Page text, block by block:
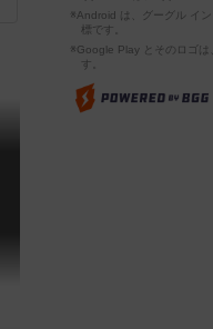
※Android は、グーグル イ
標です。
※Google Play とそのロゴ
す。